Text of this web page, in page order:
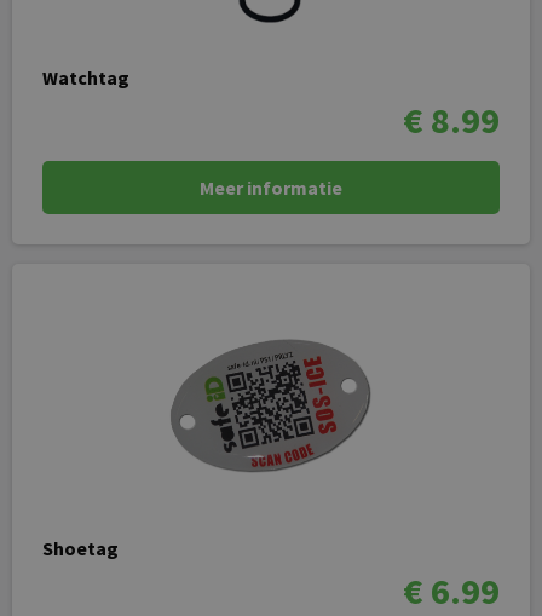
Watchtag
€ 8.99
Meer informatie
Shoetag
€ 6.99